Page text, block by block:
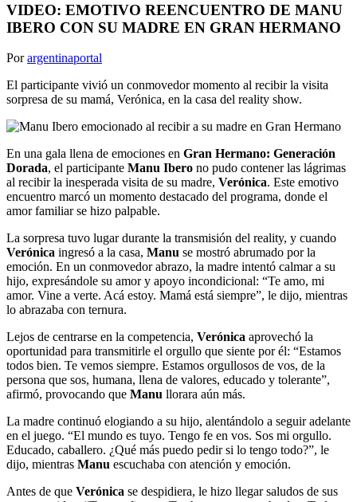
VIDEO: EMOTIVO REENCUENTRO DE MANU
IBERO CON SU MADRE EN GRAN HERMANO
Porargentinaportal
El participante vivió un conmovedor momento al recibir la visita
sorpresa de su mamá, Verónica, en la casa del reality show.
En una gala llena de emociones en Gran Hermano: Generación
Dorada, el participante Manu Ibero no pudo contener las lágrimas
al recibir la inesperada visita de su madre, Verónica. Este emotivo
encuentro marcó un momento destacado del programa, donde el
amor familiar se hizo palpable.
La sorpresa tuvo lugar durante la transmisión del reality, y cuando
Verónica ingresó a la casa, Manu se mostró abrumado por la
emoción. En un conmovedor abrazo, la madre intentó calmar a su
hijo, expresándole su amor y apoyo incondicional: “Te amo, mi
amor. Vine a verte. Acá estoy. Mamá está siempre”, le dijo, mientras
lo abrazaba con ternura.
Lejos de centrarse en la competencia, Verónica aprovechó la
oportunidad para transmitirle el orgullo que siente por él: “Estamos
todos bien. Te vemos siempre. Estamos orgullosos de vos, de la
persona que sos, humana, llena de valores, educado y tolerante”,
afirmó, provocando que Manu llorara aún más.
La madre continuó elogiando a su hijo, alentándolo a seguir adelante
en el juego. “El mundo es tuyo. Tengo fe en vos. Sos mi orgullo.
Educado, caballero. ¿Qué más puedo pedir si lo tengo todo?”, le
dijo, mientras Manu escuchaba con atención y emoción.
Antes de que Verónica se despidiera, le hizo llegar saludos de sus